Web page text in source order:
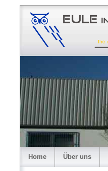
Home Über uns